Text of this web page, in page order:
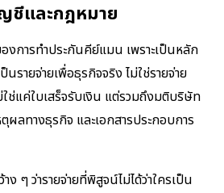
ชีและกฎหมาย
งการทำประกันคีย์แมน เพราะเป็นหลัก
รายจ่ายเพื่อธุรกิจจริง ไม่ใช่รายจ่าย
ช่แค่ใบเสร็จรับเงิน แต่รวมถึงมติบริษัท
ผลทางธุรกิจ และเอกสารประกอบการ
ๆ ว่ารายจ่ายที่พิสูจน์ไม่ได้ว่าใครเป็น